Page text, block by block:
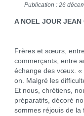
Publication : 26
A NOEL JOUR JEAN
Frères et sœurs,
commerçants, entre
échange des vœux. «
on. Malgré les
Et nous, chrétiens,
préparatifs, décoré
sommes réjouis de la